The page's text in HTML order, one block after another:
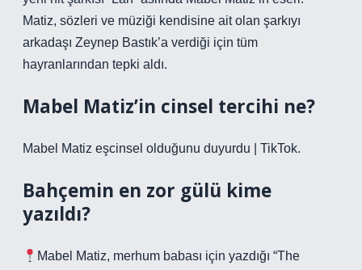
Matiz, sözleri ve müziği kendisine ait olan şarkıyı
arkadaşı Zeynep Bastık’a verdiği için tüm
hayranlarından tepki aldı.
Mabel Matiz’in cinsel tercihi ne?
Mabel Matiz eşcinsel olduğunu duyurdu | TikTok.
Bahçemin en zor gülü kime
yazıldı?
Mabel Matiz, merhum babası için yazdığı “The